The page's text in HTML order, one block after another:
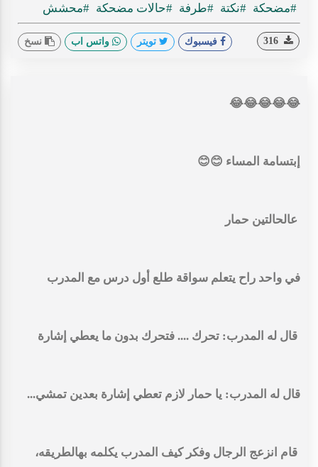
#مضحكة #نكتة #طرفة #حالات مضحكة #محشش
فيسبوك تويتر واتس اب نسخ
😂😂😂😂😂
إبتسامة المساء 😊😊
عالحالتين حمار
في واحد راح يتعلم سواقة طلع أول درس مع المدرب
قال له المدرب: تحرك .... فتحرك بدون ما يعطي إشارة
قال له المدرب: يا حمار لازم تعطي إشارة بعدين تمشي...
قام انزعج الرجال وفكر كيف المدرب يكلمه بهالطريقه،